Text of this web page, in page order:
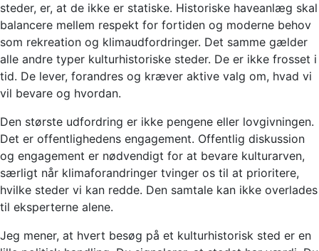
steder, er, at de ikke er statiske. Historiske haveanlæg skal
balancere mellem respekt for fortiden og moderne behov
som rekreation og klimaudfordringer. Det samme gælder
alle andre typer kulturhistoriske steder. De er ikke frosset i
tid. De lever, forandres og kræver aktive valg om, hvad vi
vil bevare og hvordan.
Den største udfordring er ikke pengene eller lovgivningen.
Det er offentlighedens engagement. Offentlig diskussion
og engagement er nødvendigt for at bevare kulturarven,
særligt når klimaforandringer tvinger os til at prioritere,
hvilke steder vi kan redde. Den samtale kan ikke overlades
til eksperterne alene.
Jeg mener, at hvert besøg på et kulturhistorisk sted er en